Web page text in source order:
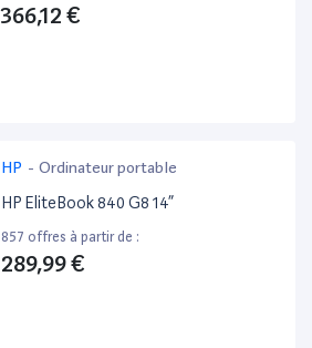
366,12 €
HP - Ordinateur portable
HP EliteBook 840 G8 14”
857 offres à partir de :
289,99 €